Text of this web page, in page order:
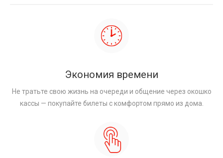
Экономия времени
Не тратьте свою жизнь на очереди и общение через окошко
кассы — покупайте билеты с комфортом прямо из дома.